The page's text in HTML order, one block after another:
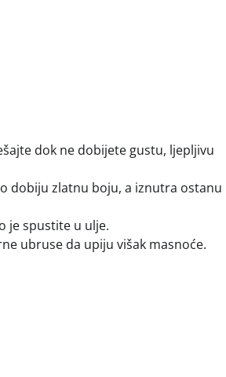
dok ne dobijete gustu, ljepljivu
dobiju zlatnu boju, a iznutra ostanu
je spustite u ulje.
ubruse da upiju višak masnoće.